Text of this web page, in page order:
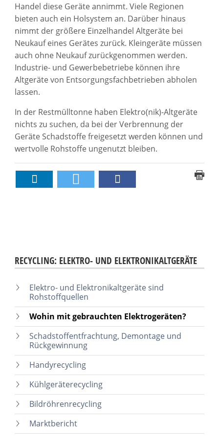
Handel diese Geräte annimmt. Viele Regionen
bieten auch ein Holsystem an. Darüber hinaus
nimmt der größere Einzelhandel Altgeräte bei
Neukauf eines Gerätes zurück. Kleingeräte müssen
auch ohne Neukauf zurückgenommen werden.
Industrie- und Gewerbebetriebe können ihre
Altgeräte von Entsorgungsfachbetrieben abholen
lassen.
In der Restmülltonne haben Elektro(nik)-Altgeräte
nichts zu suchen, da bei der Verbrennung der
Geräte Schadstoffe freigesetzt werden können und
wertvolle Rohstoffe ungenutzt bleiben.
RECYCLING: ELEKTRO- UND ELEKTRONIKALTGERÄTE
Elektro- und Elektronikaltgeräte sind
Rohstoffquellen
Wohin mit gebrauchten Elektrogeräten?
Schadstoffentfrachtung, Demontage und
Rückgewinnung
Handyrecycling
Kühlgeräterecycling
Bildröhrenrecycling
Marktbericht